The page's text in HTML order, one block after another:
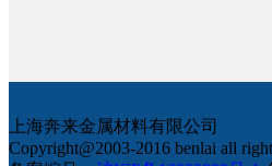
上海奔来金属材料有限公司
Copyright@2003-2016 benlai all